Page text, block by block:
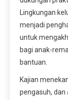
Lingkungan
menjadi
untuk
bagi anak-
bantuan.
Kajian
pengasuh, dan